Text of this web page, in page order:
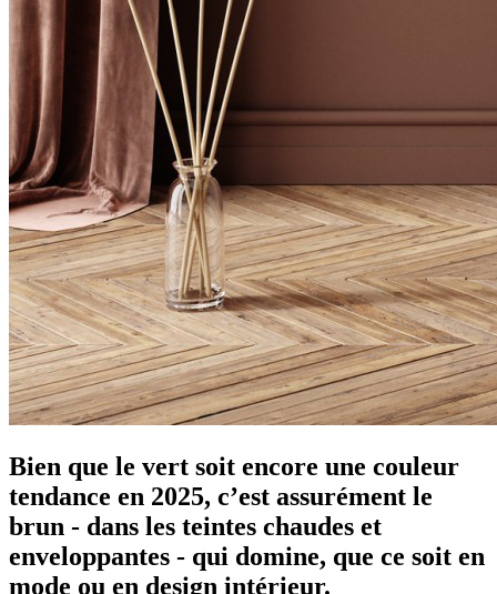
Bien que le vert soit encore une couleur
tendance en 2025, c’est assurément le
brun - dans les teintes chaudes et
enveloppantes - qui domine, que ce soit en
mode ou en design intérieur.